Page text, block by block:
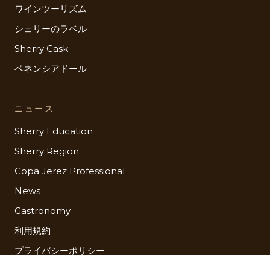
ワインツーリズム
シェリーのラベル
Sherry Cask
ベネンシアドール
ニュース
Sherry Education
Sherry Region
Copa Jerez Professional
News
Gastronomy
利用規約
プライバシーポリシー